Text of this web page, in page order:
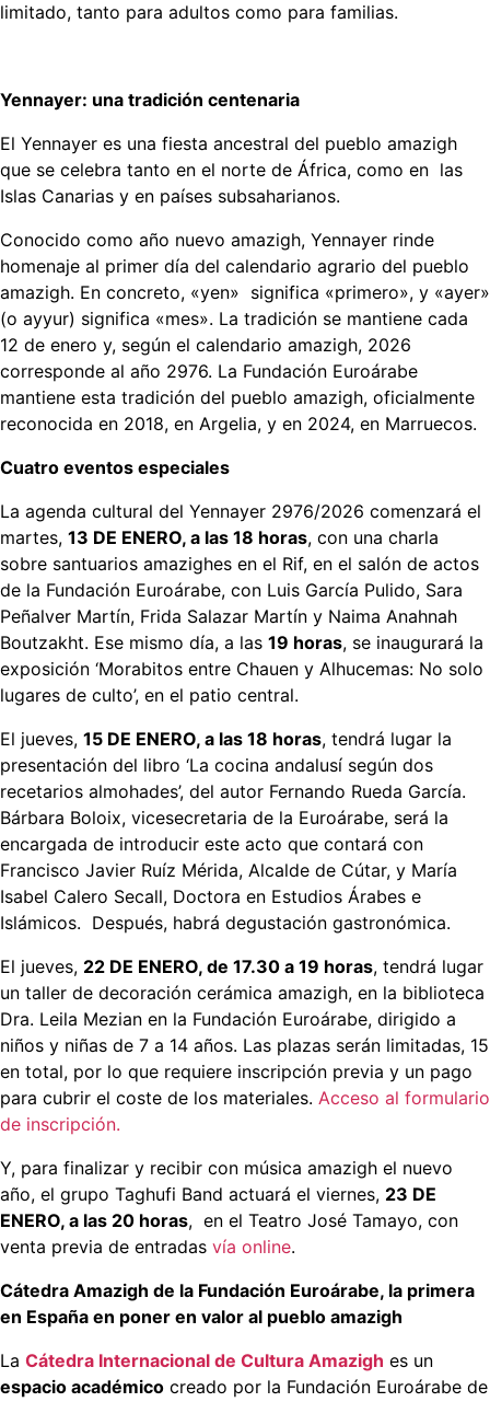
limitado, tanto para adultos como para familias.
Yennayer: una tradición centenaria
El Yennayer es una fiesta ancestral del pueblo amazigh
que se celebra tanto en el norte de África, como en las
Islas Canarias y en países subsaharianos.
Conocido como año nuevo amazigh, Yennayer rinde
homenaje al primer día del calendario agrario del pueblo
amazigh. En concreto, «yen» significa «primero», y «ayer»
(o ayyur) significa «mes». La tradición se mantiene cada
12 de enero y, según el calendario amazigh, 2026
corresponde al año 2976. La Fundación Euroárabe
mantiene esta tradición del pueblo amazigh, oficialmente
reconocida en 2018, en Argelia, y en 2024, en Marruecos.
Cuatro eventos especiales
La agenda cultural del Yennayer 2976/2026 comenzará el
martes, 13 DE ENERO, a las 18 horas, con una charla
sobre santuarios amazighes en el Rif, en el salón de actos
de la Fundación Euroárabe, con Luis García Pulido, Sara
Peñalver Martín, Frida Salazar Martín y Naima Anahnah
Boutzakht. Ese mismo día, a las 19 horas, se inaugurará la
exposición ‘Morabitos entre Chauen y Alhucemas: No solo
lugares de culto’, en el patio central.
El jueves, 15 DE ENERO, a las 18 horas, tendrá lugar la
presentación del libro ‘La cocina andalusí según dos
recetarios almohades’, del autor Fernando Rueda García.
Bárbara Boloix, vicesecretaria de la Euroárabe, será la
encargada de introducir este acto que contará con
Francisco Javier Ruíz Mérida, Alcalde de Cútar, y María
Isabel Calero Secall, Doctora en Estudios Árabes e
Islámicos. Después, habrá degustación gastronómica.
El jueves, 22 DE ENERO, de 17.30 a 19 horas, tendrá lugar
un taller de decoración cerámica amazigh, en la biblioteca
Dra. Leila Mezian en la Fundación Euroárabe, dirigido a
niños y niñas de 7 a 14 años. Las plazas serán limitadas, 15
en total, por lo que requiere inscripción previa y un pago
para cubrir el coste de los materiales. Acceso al formulario
de inscripción.
Y, para finalizar y recibir con música amazigh el nuevo
año, el grupo Taghufi Band actuará el viernes, 23 DE
ENERO, a las 20 horas, en el Teatro José Tamayo, con
venta previa de entradas vía online.
Cátedra Amazigh de la Fundación Euroárabe, la primera
en España en poner en valor al pueblo amazigh
La Cátedra Internacional de Cultura Amazigh es un
espacio académico creado por la Fundación Euroárabe de